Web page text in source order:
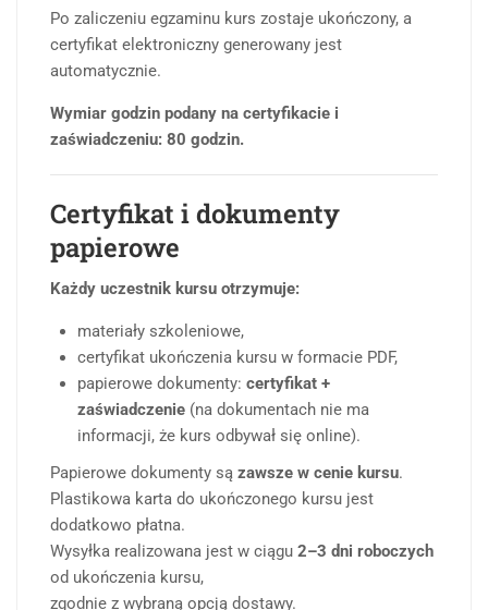
Po zaliczeniu egzaminu kurs zostaje ukończony, a
certyfikat elektroniczny generowany jest
automatycznie.
Wymiar godzin podany na certyfikacie i
zaświadczeniu: 80 godzin.
Certyfikat i dokumenty
papierowe
Każdy uczestnik kursu otrzymuje:
materiały szkoleniowe,
certyfikat ukończenia kursu w formacie PDF,
papierowe dokumenty: certyfikat +
zaświadczenie (na dokumentach nie ma
informacji, że kurs odbywał się online).
Papierowe dokumenty są zawsze w cenie kursu.
Plastikowa karta do ukończonego kursu jest
dodatkowo płatna.
Wysyłka realizowana jest w ciągu 2–3 dni roboczych
od ukończenia kursu,
zgodnie z wybraną opcją dostawy.